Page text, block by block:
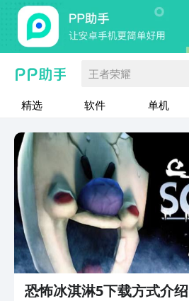
王者荣耀
精选 软件 单机
恐怖冰淇淋5下载方式介绍